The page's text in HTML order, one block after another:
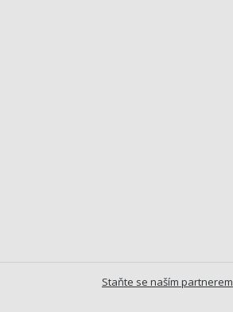
Staňte se naším partnerem